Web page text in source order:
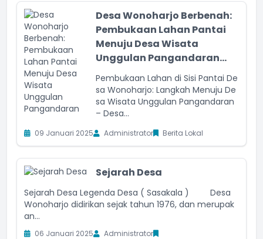
Desa Wonoharjo Berbenah:
Pembukaan Lahan Pantai
Menuju Desa Wisata
Unggulan Pangandaran...
Pembukaan Lahan di Sisi Pantai De
sa Wonoharjo: Langkah Menuju De
sa Wisata Unggulan Pangandaran
– Desa...
09 Januari 2025 Administrator Berita Lokal
Sejarah Desa
Sejarah Desa Legenda Desa ( Sasakala ) Desa
Wonoharjo didirikan sejak tahun 1976, dan merupak
an...
06 Januari 2025 Administrator